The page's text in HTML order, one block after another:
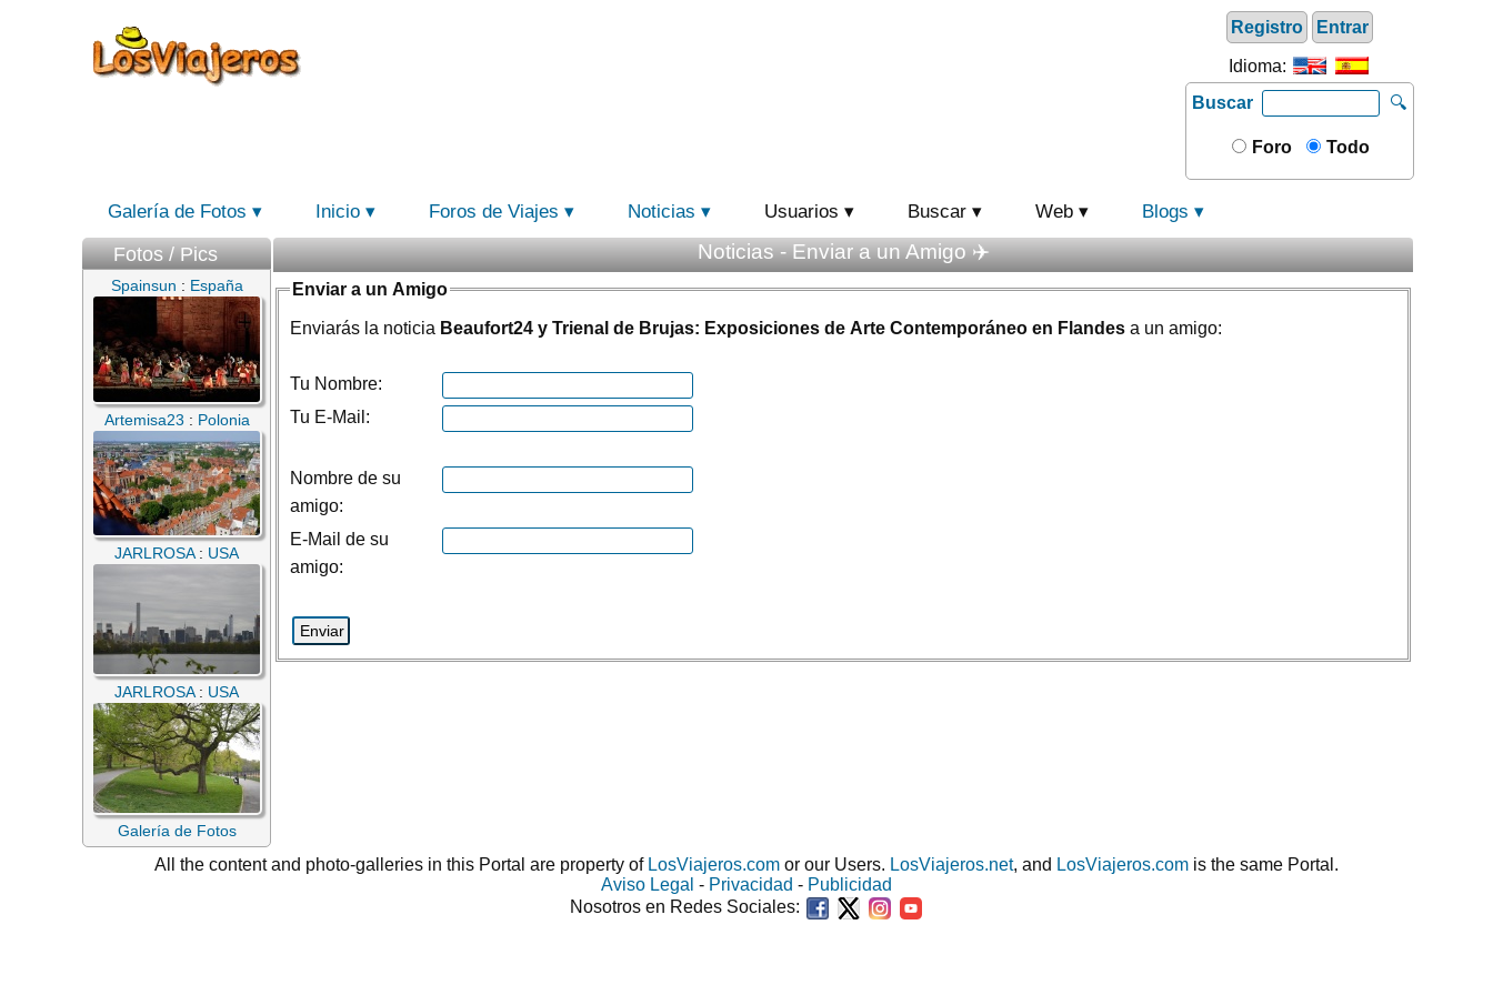
Registro Entrar
Idioma:
Buscar
🔍
Foro Todo
Galería de Fotos Inicio Foros de Viajes Noticias Usuarios Buscar Web Blogs
Fotos / Pics
Spainsun : España
Artemisa23 : Polonia
JARLROSA: USA
JARLROSA: USA
Galería de Fotos
Noticias - Enviar a un Amigo ✈️
Enviar a un Amigo
Enviarás la noticia Beaufort24 y Trienal de Brujas: Exposiciones de Arte Contemporáneo en Flandes a un amigo:
Tu Nombre:
Tu E-Mail:
Nombre de su
amigo:
E-Mail de su
amigo:
All the content and photo-galleries in this Portal are property of LosViajeros.com or our Users. LosViajeros.net, and LosViajeros.com is the same Portal.
Aviso Legal - Privacidad - Publicidad
Nosotros en Redes Sociales: